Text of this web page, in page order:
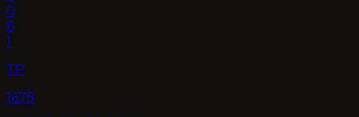
0
6
1
TP
1679